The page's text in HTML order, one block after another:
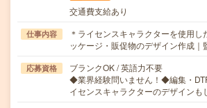
交通費支給あり
仕事内容
＊ライセンスキャラクターを使用
ッケージ・販促物のデザイン作成
応募資格
ブランクOK / 英語力不要
◆業界経験問いません！◆編集・
イセンスキャラクターのデザイン